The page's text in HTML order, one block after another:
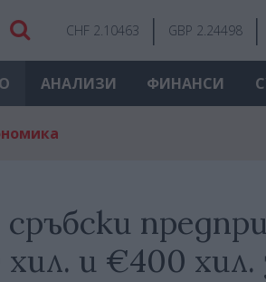
CHF 2.10463 GBP 2.24498
АНАЛИЗИ ФИНАНСИ
сръбски
и €400 хил.